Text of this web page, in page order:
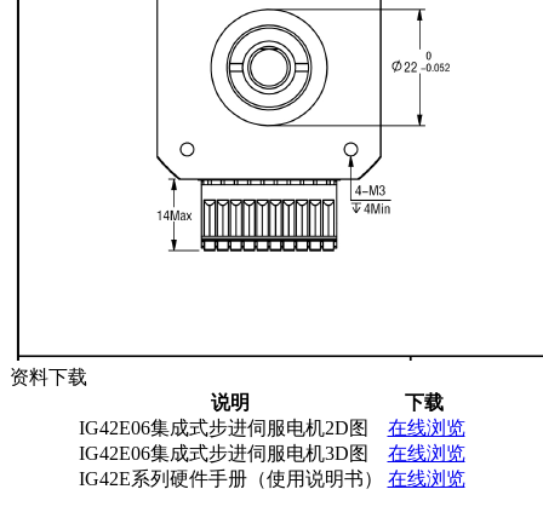
资料下载
说明
下载
IG42E06集成式步进伺服电机2D图
在线浏览
IG42E06集成式步进伺服电机3D图
在线浏览
IG42E系列硬件手册（使用说明书）
在线浏览